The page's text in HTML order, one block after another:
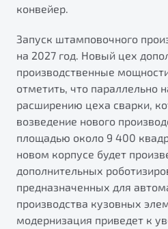
Универсальный кроссовер
от 2 499 990 ₽*
Запись на сервис
Клиентская поддержка
конвейер.
Запуск штамповочного
на 2027 год. Новый цех
производственные
отметить, что параллельно
расширению цеха сварки,
возведение нового
площадью около 9 400
новом корпусе будет
дополнительных
предназначенных для
производства кузовных
модернизация приведет к